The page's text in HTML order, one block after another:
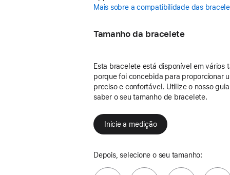
Mais sobre a compatibilidade das
Tamanho da bracelete
Esta bracelete está disponível em vários
porque foi concebida para proporcionar
preciso e confortável. Utilize o nosso
saber o seu tamanho de bracelete.
Inicie a medição
Depois, selecione o seu tamanho: